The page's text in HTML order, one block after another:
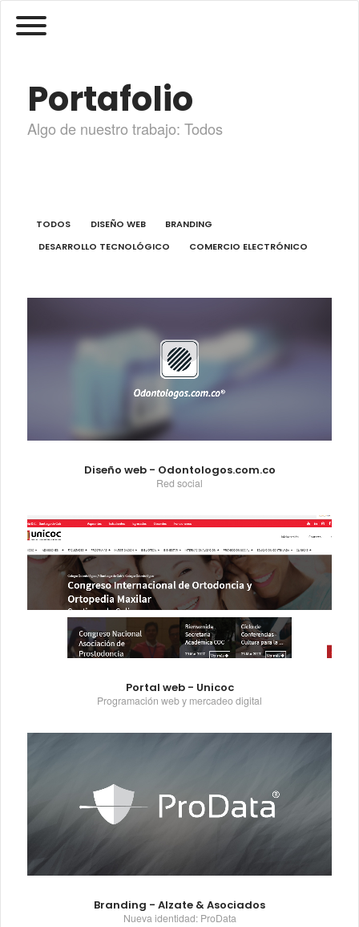
Portafolio
Algo de nuestro trabajo: Todos
TODOS DISEÑO WEB
BRANDING
DESARROLLO TECNOLÓGICO
COMERCIO ELECTRÓNICO
Diseño web - Odontologos.com.co
Red social
Portal web - Unicoc
Programación web y mercadeo digital
Branding - Alzate & Asociados
Nueva identidad: ProData